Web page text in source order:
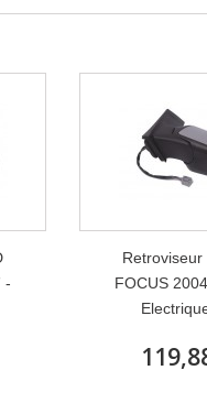
-
Retroviseur
FOCUS
Electrique